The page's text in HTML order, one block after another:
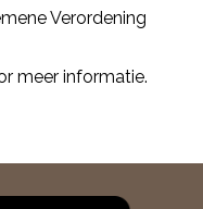
Verordening
meer informatie.